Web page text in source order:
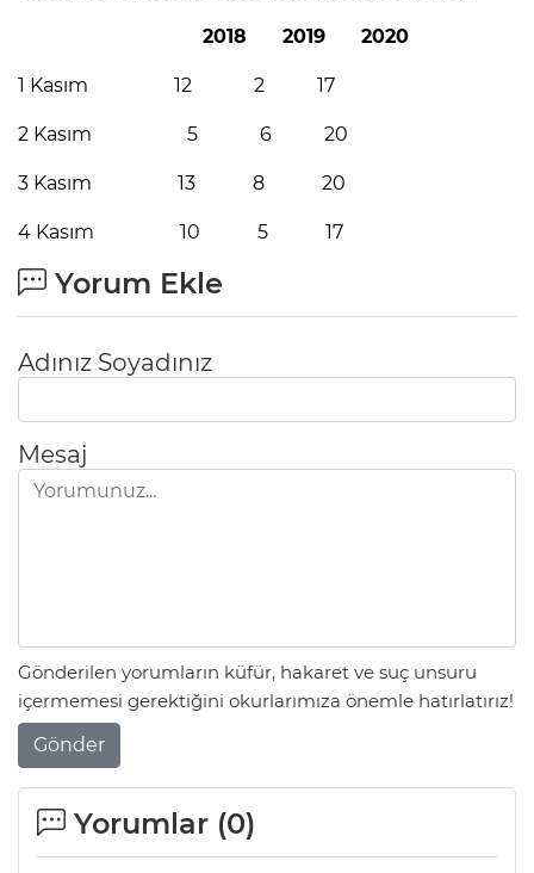
2018 2019 2020
1 Kasım 12 2 17
2 Kasım 5 6 20
3 Kasım 13 8 20
4 Kasım 10 5 17
Yorum Ekle
Adınız Soyadınız
Mesaj
Gönderilen yorumların küfür, hakaret ve suç unsuru
içermemesi gerektiğini okurlarımıza önemle hatırlatırız!
Gönder
Yorumlar (0)